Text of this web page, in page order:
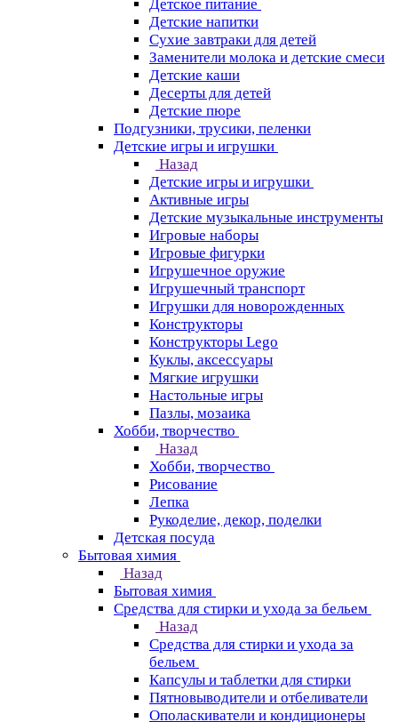
Детское питание
Детские напитки
Сухие завтраки для детей
Заменители молока и детские смеси
Детские каши
Десерты для детей
Детские пюре
Подгузники, трусики, пеленки
Детские игры и игрушки
Назад
Детские игры и игрушки
Активные игры
Детские музыкальные инструменты
Игровые наборы
Игровые фигурки
Игрушечное оружие
Игрушечный транспорт
Игрушки для новорожденных
Конструкторы
Конструкторы Lego
Куклы, аксессуары
Мягкие игрушки
Настольные игры
Пазлы, мозаика
Хобби, творчество
Назад
Хобби, творчество
Рисование
Лепка
Рукоделие, декор, поделки
Детская посуда
Бытовая химия
Назад
Бытовая химия
Средства для стирки и ухода за бельем
Назад
Средства для стирки и ухода за
бельем
Капсулы и таблетки для стирки
Пятновыводители и отбеливатели
Ополаскиватели и кондиционеры